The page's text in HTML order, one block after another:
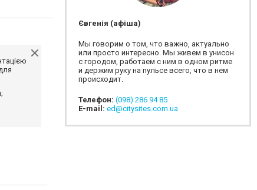
Євгенія (афіша)
Мы говорим о том, что важно, актуально
или просто интересно. Мы живем в унисон
с городом, работаем с ним в одном ритме
и держим руку на пульсе всего, что в нем
происходит.
Телефон: (098) 286 94 85
E-mail: ed@citysites.com.ua